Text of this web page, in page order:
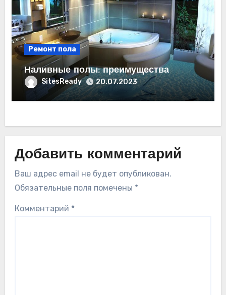
Ремонт пола
Наливные полы: преимущества
SitesReady 20.07.2023
Добавить комментарий
Ваш адрес email не будет опубликован.
Обязательные поля помечены *
Комментарий *